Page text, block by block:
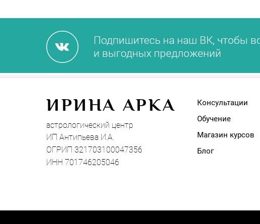
Подпишитесь на наш ВК, чтобы
и выгодных предложений
ИРИНА АРКА
астрологический центр
ИП Антипьева И.А.
ОГРИП 321703100047356
ИНН 701746205046
Консультации
Обучение
Магазин курсов
Блог